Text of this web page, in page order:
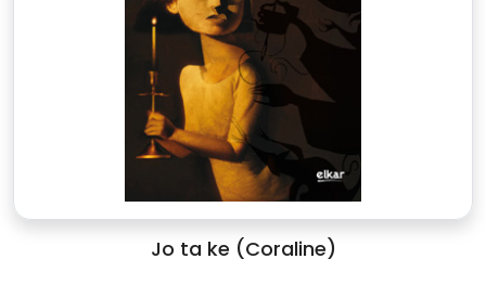
Jo ta ke (Coraline)